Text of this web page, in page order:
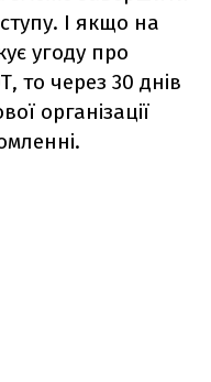
І якщо на
угоду про
то через 30 днів
організації